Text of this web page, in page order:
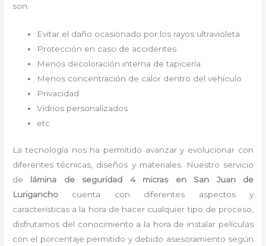
son:
Evitar el daño ocasionado por los rayos ultravioleta
Protección en caso de accidentes
Menos decoloración interna de tapicería
Menos concentración de calor dentro del vehículo
Privacidad
Vidrios personalizados
etc
La tecnología nos ha permitido avanzar y evolucionar con
diferentes técnicas, diseños y materiales. Nuestro servicio
de lámina de seguridad 4 micrasen San Juan de
Lurigancho cuenta con diferentes aspectos y
características a la hora de hacer cualquier tipo de proceso,
disfrutamos del conocimiento a la hora de instalar películas
con el porcentaje permitido y debido asesoramiento según